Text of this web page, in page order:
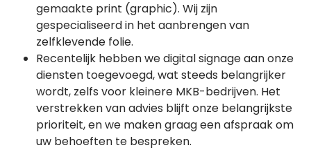
gemaakte print (graphic). Wij zijn
gespecialiseerd in het aanbrengen van
zelfklevende folie.
Recentelijk hebben we digital signage aan onze
diensten toegevoegd, wat steeds belangrijker
wordt, zelfs voor kleinere MKB-bedrijven. Het
verstrekken van advies blijft onze belangrijkste
prioriteit, en we maken graag een afspraak om
uw behoeften te bespreken.